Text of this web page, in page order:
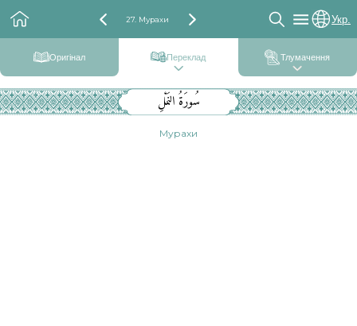
27. Мурахи Укр.
Оригінал Переклад Тлумачення
سُورَةُ النَمْلِ
Мурахи